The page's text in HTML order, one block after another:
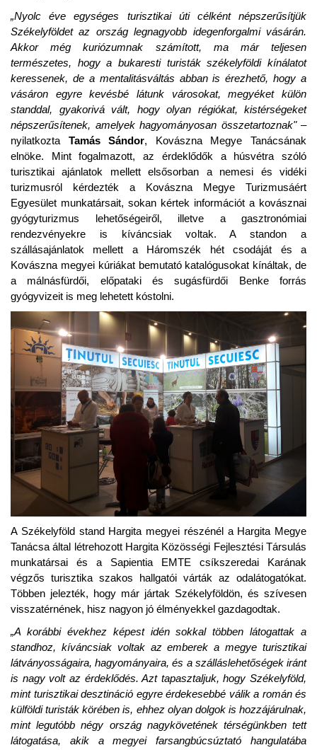
„Nyolc éve egységes turisztikai úti célként népszerűsítjük
Székelyföldet az ország legnagyobb idegenforgalmi vásárán.
Akkor még kuriózumnak számított, ma már teljesen
természetes, hogy a bukaresti turisták székelyföldi kínálatot
keressenek, de a mentalitásváltás abban is érezhető, hogy a
vásáron egyre kevésbé látunk városokat, megyéket külön
standdal, gyakorivá vált, hogy olyan régiókat, kistérségeket
népszerűsítenek, amelyek hagyományosan összetartoznak"–
nyilatkozta Tamás Sándor, Kovászna Megye Tanácsának
elnöke. Mint fogalmazott, az érdeklődők a húsvétra szóló
turisztikai ajánlatok mellett elsősorban a nemesi és vidéki
turizmusról kérdezték a Kovászna Megye Turizmusáért
Egyesület munkatársait, sokan kértek információt a kovásznai
gyógyturizmus lehetőségeiről, illetve a gasztronómiai
rendezvényekre is kíváncsiak voltak. A standon a
szállásajánlatok mellett a Háromszék hét csodáját és a
Kovászna megyei kúriákat bemutató katalógusokat kínáltak, de
a málnásfürdői, előpataki és sugásfürdői Benke forrás
gyógyvizeit is meg lehetett kóstolni.
A Székelyföld stand Hargita megyei részénél a Hargita Megye
Tanácsa által létrehozott Hargita Közösségi Fejlesztési Társulás
munkatársai és a Sapientia EMTE csíkszeredai Karának
végzős turisztika szakos hallgatói várták az odalátogatókat.
Többen jelezték, hogy már jártak Székelyföldön, és szívesen
visszatérnének, hisz nagyon jó élményekkel gazdagodtak.
„A korábbiévekhez képest idén sokkal többen látogattak a
standhoz, kíváncsiak voltak az emberek a megye turisztikai
látványosságaira, hagyományaira, és a szálláslehetőségek iránt
is nagy volt az érdeklődés. Azt tapasztaljuk, hogy Székelyföld,
mint turisztikai desztináció egyre érdekesebbé válik a román és
külföldi turisták körében is, ehhez olyan dolgok is hozzájárulnak,
mint legutóbb négy ország nagykövetének térségünkben tett
látogatása, akik a megyei farsangbúcsúztató hangulatába